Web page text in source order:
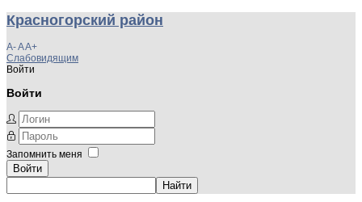
Красногорский район
A-AA+
Слабовидящим
Войти
Войти
Запомнить меня
Войти